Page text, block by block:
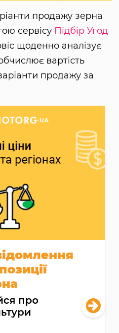
продажу зерна
сервісу Підбір Угод
щоденно аналізує
вартість
продажу за
про